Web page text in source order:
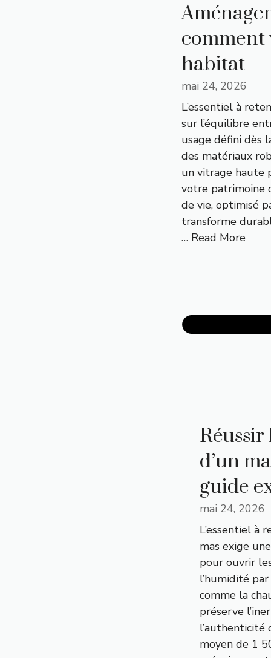
comment
habitat
mai 24, 2026
L’essentiel à
sur l’équilibre
usage défini dès
des matériaux
un vitrage haute
votre patrimoine
de vie, optimisé
transforme
… Read More
d’un
guide
mai 24, 2026
L’essentiel à
mas exige
pour ouvrir
l’humidité
comme la
préserve
l’authenticité
moyen de 1